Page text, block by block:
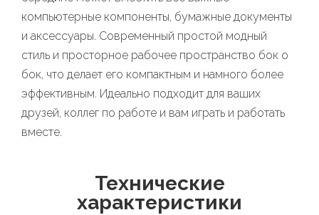
компьютерные компоненты, бумажные документы
и аксессуары. Современный простой модный
стиль и просторное рабочее пространство бок о
бок, что делает его компактным и намного более
эффективным. Идеально подходит для ваших
друзей, коллег по работе и вам играть и работать
вместе.
Технические
характеристики